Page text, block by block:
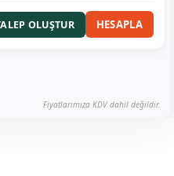
OLUŞTUR HESAPLA
Fiyatlarımıza KDV dahil değildir.